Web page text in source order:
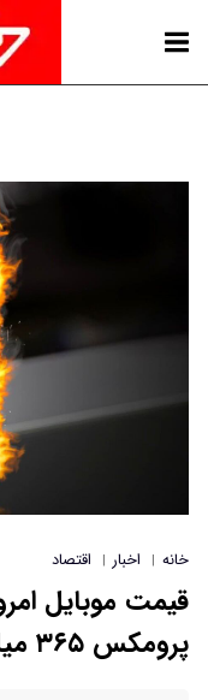
خانه | اخبار | اقتصاد
پرومکس ۳۶۵ میلیونی شد